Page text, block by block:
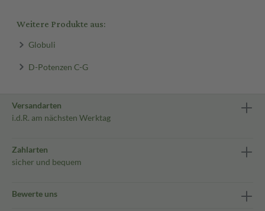
Weitere Produkte aus:
Globuli
D-Potenzen C-G
Versandarten
i.d.R. am nächsten Werktag
Zahlarten
sicher und bequem
Bewerte uns